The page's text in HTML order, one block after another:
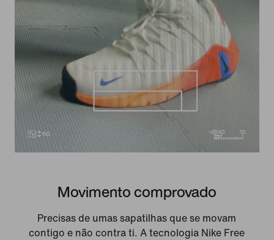
Movimento comprovado
Precisas de umas sapatilhas que se movam
contigo e não contra ti. A tecnologia Nike Free